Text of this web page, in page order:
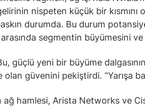
nispeten küçük bir kısmını
durumda. Bu durum
segmentin büyümesini
güçlü yeni bir büyüme
olan güvenini pekiştirdi. “Yarışa
ağ hamlesi, Arista Networks ve